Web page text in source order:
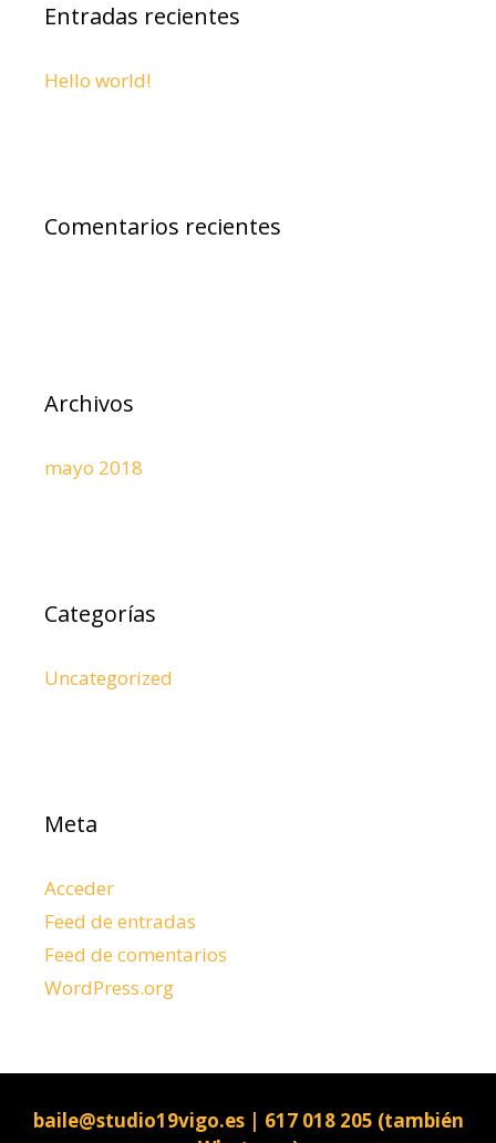
Entradas recientes
Hello world!
Comentarios recientes
Archivos
mayo 2018
Categorías
Uncategorized
Meta
Acceder
Feed de entradas
Feed de comentarios
WordPress.org
baile@studio19vigo.es | 617 018 205 (también